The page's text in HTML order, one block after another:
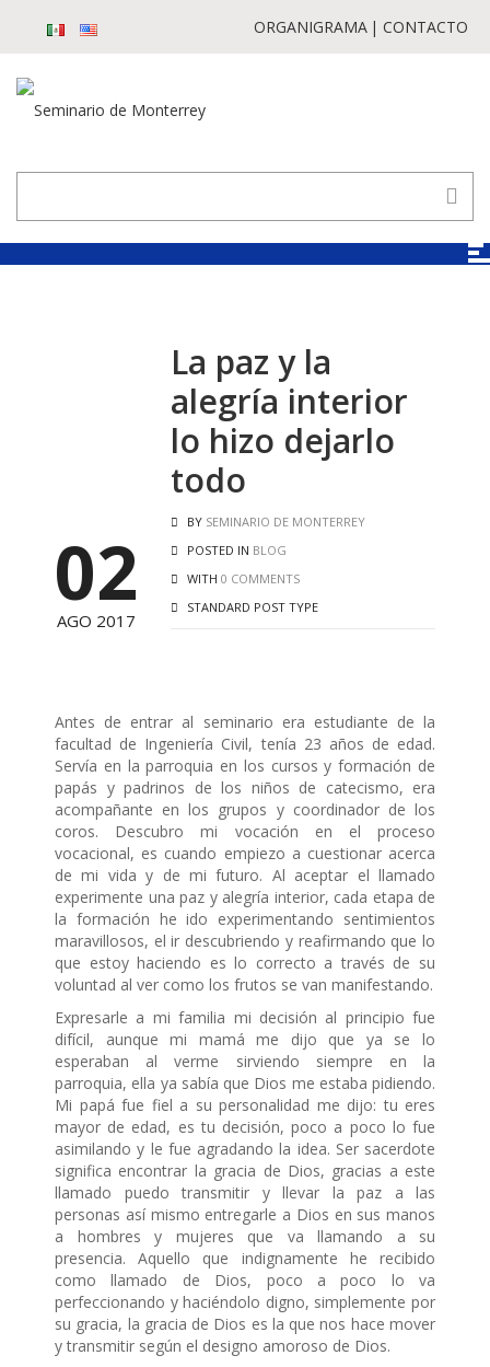
ORGANIGRAMA CONTACTO
02
AGO 2017
La paz y la
alegría interior
lo hizo dejarlo
todo
BY SEMINARIO DE MONTERREY
POSTED IN BLOG
WITH 0 COMMENTS
STANDARD POST TYPE
Antes de entrar al seminario era estudiante de la
facultad de Ingeniería Civil, tenía 23 años de edad.
Servía en la parroquia en los cursos y formación de
papás y padrinos de los niños de catecismo, era
acompañante en los grupos y coordinador de los
coros. Descubro mi vocación en el proceso
vocacional, es cuando empiezo a cuestionar acerca
de mi vida y de mi futuro. Al aceptar el llamado
experimente una paz y alegría interior, cada etapa de
la formación he ido experimentando sentimientos
maravillosos, el ir descubriendo y reafirmando que lo
que estoy haciendo es lo correcto a través de su
voluntad al ver como los frutos se van manifestando.
Expresarle a mi familia mi decisión al principio fue
difícil, aunque mi mamá me dijo que ya se lo
esperaban al verme sirviendo siempre en la
parroquia, ella ya sabía que Dios me estaba pidiendo.
Mi papá fue fiel a su personalidad me dijo: tu eres
mayor de edad, es tu decisión, poco a poco lo fue
asimilando y le fue agradando la idea. Ser sacerdote
significa encontrar la gracia de Dios, gracias a este
llamado puedo transmitir y llevar la paz a las
personas así mismo entregarle a Dios en sus manos
a hombres y mujeres que va llamando a su
presencia. Aquello que indignamente he recibido
como llamado de Dios, poco a poco lo va
perfeccionando y haciéndolo digno, simplemente por
su gracia, la gracia de Dios es la que nos hace mover
y transmitir según el designo amoroso de Dios.